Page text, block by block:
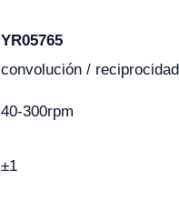
YR05765
convolución / reciprocidad
40-300rpm
±1